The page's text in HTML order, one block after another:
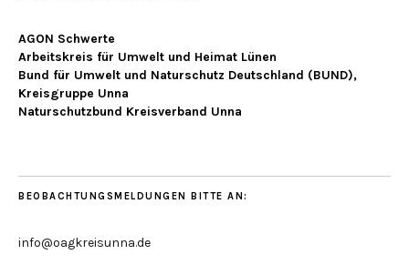
AGON Schwerte
Arbeitskreis für Umwelt und Heimat Lünen
Bund für Umwelt und Naturschutz Deutschland (BUND),
Kreisgruppe Unna
Naturschutzbund Kreisverband Unna
BEOBACHTUNGSMELDUNGEN BITTE AN:
info@oagkreisunna.de